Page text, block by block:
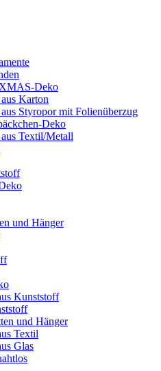
Deko
Karton
Styropor mit Folienüberzug
Deko
Textil/Metall
und Hänger
Kunststoff
und Hänger
Textil
Glas